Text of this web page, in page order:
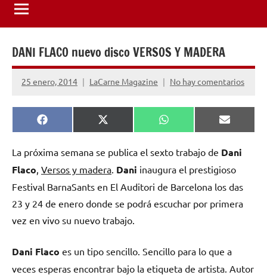
DANI FLACO nuevo disco VERSOS Y MADERA
25 enero, 2014 LaCarne Magazine No hay comentarios
Compartir
en
Facebook
Compartir
en
X
(Twitter)
Compartir
en
WhatsApp
en
Email
La próxima semana se publica el sexto trabajo de Dani
Flaco Versos y madera Dani inaugura el prestigioso
Festival BarnaSants en El Auditori de Barcelona los das
23 y 24 de enero donde se podrá escuchar por primera
vez en vivo su nuevo trabajo.
Dani Flaco es un tipo sencillo. Sencillo para lo que a
veces esperas encontrar bajo la etiqueta de artista. Autor